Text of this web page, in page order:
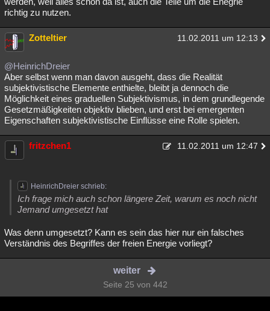
richtig zu nutzen.
Zotteltier 11.02.2011 um 12:13
@HeinrichDreier
Aber selbst wenn man davon ausgeht, dass die Realität
subjektivistische Elemente enthielte, bleibt ja dennoch die
Möglichkeit eines graduellen Subjektivismus, in dem grundlegende
Gesetzmäßigkeiten objektiv blieben, und erst bei emergenten
Eigenschaften subjektivistische Einflüsse eine Rolle spielen.
fritzchen1 11.02.2011 um 12:47
HeinrichDreier schrieb:
Ich frage mich auch schon längere Zeit, warum es noch nicht
Jemand umgesetzt hat
Was denn umgesetzt? Kann es sein das hier nur ein falsches
Verständnis des Begriffes der freien Energie vorliegt?
weiter
Seite 25 von 442